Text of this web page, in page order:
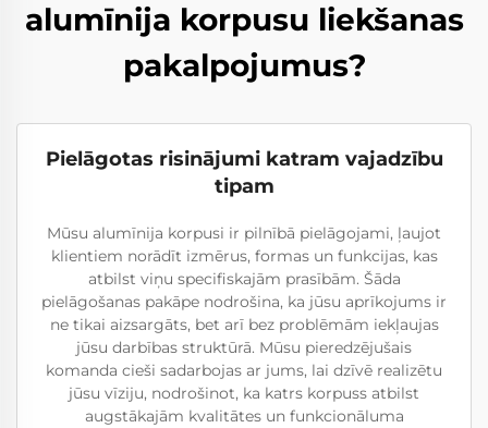
alumīnija korpusu liekšanas
pakalpojumus?
Pielāgotas risinājumi katram vajadzību
tipam
Mūsu alumīnija korpusi ir pilnībā pielāgojami, ļaujot
klientiem norādīt izmērus, formas un funkcijas, kas
atbilst viņu specifiskajām prasībām. Šāda
pielāgošanas pakāpe nodrošina, ka jūsu aprīkojums ir
ne tikai aizsargāts, bet arī bez problēmām iekļaujas
jūsu darbības struktūrā. Mūsu pieredzējušais
komanda cieši sadarbojas ar jums, lai dzīvē realizētu
jūsu vīziju, nodrošinot, ka katrs korpuss atbilst
augstākajām kvalitātes un funkcionāluma